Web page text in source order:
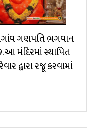
ગણપતિ ભગવાન
મંદિરમાં સ્થાપિત
દ્વારા રજૂ કરવામાં